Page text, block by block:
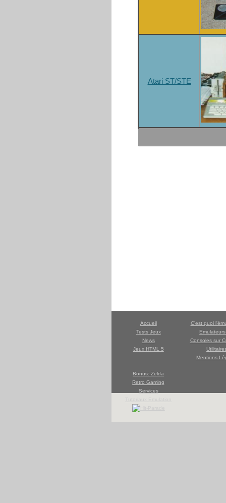
Atari ST/STE
Accueil
Tests Jeux
News
Jeux HTML 5
C'est quoi
Consoles sur
Mentions
Bonus: Zelda
Retro Gaming
Services